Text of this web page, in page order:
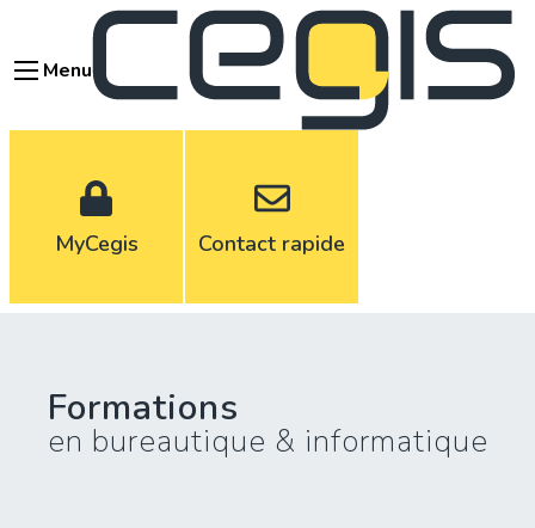
contenuMenu
MyCegis Contact rapide
Formations
en bureautique & informatique